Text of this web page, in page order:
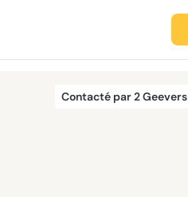
Contacté par 2 Geevers